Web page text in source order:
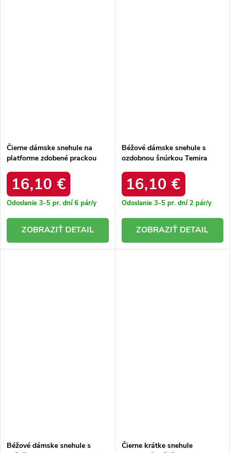
Čierne dámske snehule na
platforme zdobené prackou
16,10 €
Odoslanie 3-5 pr. dní6 pár/y
DETAIL
Béžové dámske snehule s
ozdobnou šnúrkou Temira
16,10 €
Odoslanie 3-5 pr. dní2 pár/y
DETAIL
Béžové dámske snehule s
Čierne krátke snehule